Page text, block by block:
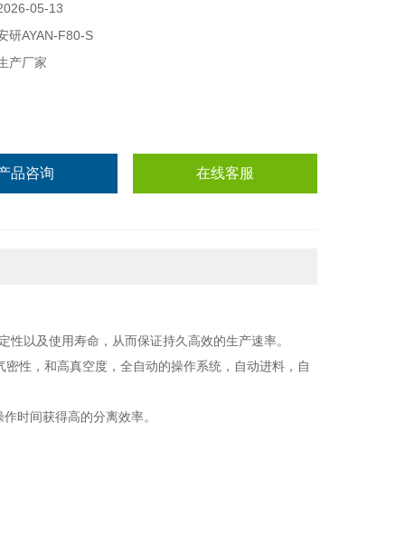
05-13
研AYAN-F80-S
产厂家
品咨询 在线客服
性以及使用寿命，从而保证持久高效的生产速率。
性，和高真空度，全自动的操作系统，自动进料，自
时间获得高的分离效率。